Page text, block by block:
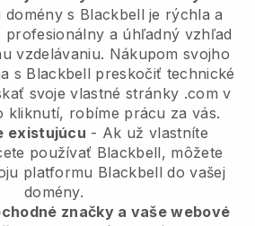
domény s Blackbell je rýchla a
profesionálny a úhľadný vzhľad
vzdelávaniu. Nákupom svojho
s Blackbell preskočiť technické
svoje vlastné stránky .com v
kliknutí, robíme prácu za vás.
existujúcu - Ak už vlastníte
používať Blackbell, môžete
platformu Blackbell do vašej
domény.
značky a vaše webové